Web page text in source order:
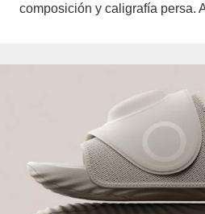
composición y caligrafía persa.